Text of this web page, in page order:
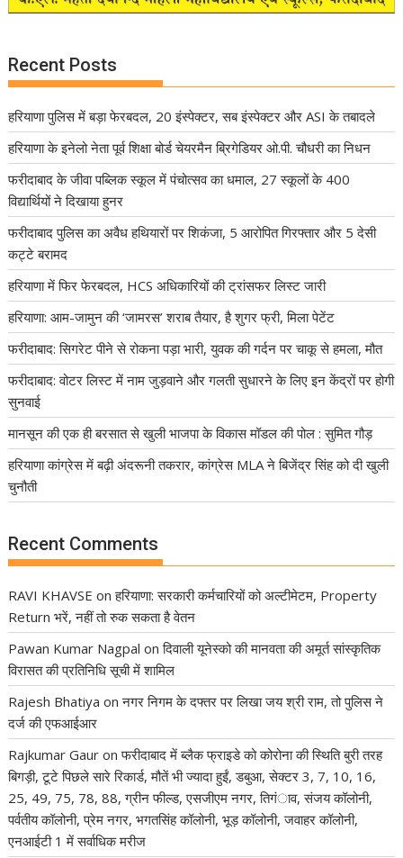
Recent Posts
हरियाणा पुलिस में बड़ा फेरबदल, 20 इंस्पेक्टर, सब इंस्पेक्टर और ASI के तबादले
हरियाणा के इनेलो नेता पूर्व शिक्षा बोर्ड चेयरमैन ब्रिगेडियर ओ.पी. चौधरी का निधन
फरीदाबाद के जीवा पब्लिक स्कूल में पंचोत्सव का धमाल, 27 स्कूलों के 400
विद्यार्थियों ने दिखाया हुनर
फरीदाबाद पुलिस का अवैध हथियारों पर शिकंजा, 5 आरोपित गिरफ्तार और 5 देसी
कट्टे बरामद
हरियाणा में फिर फेरबदल, HCS अधिकारियों की ट्रांसफर लिस्ट जारी
हरियाणा: आम-जामुन की ‘जामरस’ शराब तैयार, है शुगर फ्री, मिला पेटेंट
फरीदाबाद: सिगरेट पीने से रोकना पड़ा भारी, युवक की गर्दन पर चाकू से हमला, मौत
फरीदाबाद: वोटर लिस्ट में नाम जुड़वाने और गलती सुधारने के लिए इन केंद्रों पर होगी
सुनवाई
मानसून की एक ही बरसात से खुली भाजपा के विकास मॉडल की पोल : सुमित गौड़
हरियाणा कांग्रेस में बढ़ी अंदरूनी तकरार, कांग्रेस MLA ने बिजेंद्र सिंह को दी खुली
चुनौती
Recent Comments
RAVI KHAVSE onहरियाणा: सरकारी कर्मचारियों को अल्टीमेटम, Property
Return भरें, नहीं तो रुक सकता है वेतन
Pawan Kumar Nagpal onदिवाली यूनेस्को की मानवता की अमूर्त सांस्कृतिक
विरासत की प्रतिनिधि सूची में शामिल
Rajesh Bhatiya onनगर निगम के दफ्तर पर लिखा जय श्री राम, तो पुलिस ने
दर्ज की एफआईआर
Rajkumar Gaur onफरीदाबाद में ब्लैक फ्राइडे को कोरोना की स्थिति बुरी तरह
बिगड़ी, टूटे पिछले सारे रिकार्ड, मौतें भी ज्यादा हुईं, डबुआ, सेक्टर 3, 7, 10, 16,
25, 49, 75, 78, 88, ग्रीन फील्ड, एसजीएम नगर, तिगंाव, संजय कॉलोनी,
पर्वतीय कॉलोनी, प्रेम नगर, भगतसिंह कॉलोनी, भूड़ कॉलोनी, जवाहर कॉलोनी,
एनआईटी 1 में सर्वाधिक मरीज